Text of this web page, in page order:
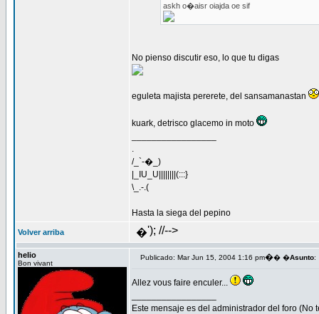
askh o�aisr oiajda oe sif
No pienso discutir eso, lo que tu digas
eguleta majista pererete, del sansamanastan
kuark, detrisco glacemo in moto
.
/_`-�_)
|_IU_U||||||||(:::}
\_.-.(
Hasta la siega del pepino
Volver arriba �'); //-->
helio
Bon vivant
Publicado: Mar Jun 15, 2004 1:16 pm�� �Asunto:
Allez vous faire enculer...
Este mensaje es del administrador del foro